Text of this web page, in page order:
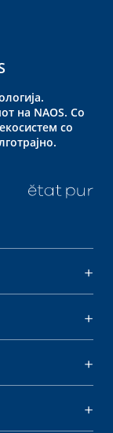
на NAOS. Со
со